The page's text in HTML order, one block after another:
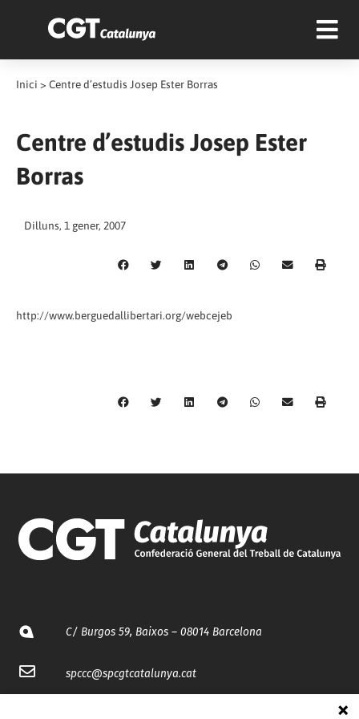
Inici > Centre d’estudis Josep Ester Borras
Centre d’estudis Josep Ester
Borras
Dilluns, 1 gener, 2007
http://www.berguedallibertari.org/webcejeb
C/ Burgos 59, Baixos – 08014 Barcelona
spccc@spcgtcatalunya.cat